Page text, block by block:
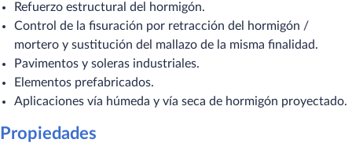
Refuerzo estructural del hormigón.
Control de la fisuración por retracción del hormigón /
mortero y sustitución del mallazo de la misma finalidad.
Pavimentos y soleras industriales.
Elementos prefabricados.
Aplicaciones vía húmeda y vía seca de hormigón proyectado.
Propiedades